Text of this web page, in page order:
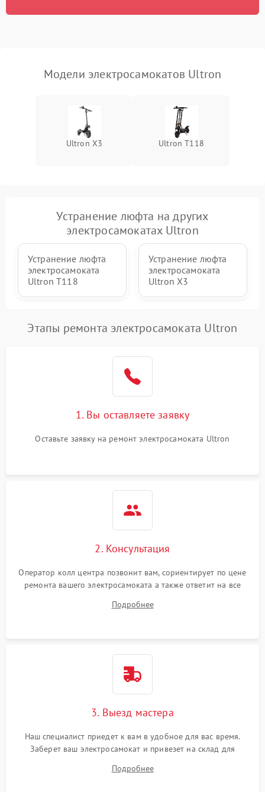
Модели электросамокатов Ultron
Ultron X3 Ultron T118
Устранение люфта на других
электросамокатах Ultron
Устранение люфта
электросамоката
Ultron T118
Устранение люфта
электросамоката
Ultron X3
Этапы ремонта электросамоката Ultron
1. Вы оставляете заявку
Оставьте заявку на ремонт электросамоката Ultron
2. Консультация
Оператор колл центра позвонит вам, сориентирует по цене
ремонта вашего электросамоката а также ответит на все
Подробнее
3. Выезд мастера
Наш специалист приедет к вам в удобное для вас время.
Заберет ваш электросамокат и привезет на склад для
Подробнее